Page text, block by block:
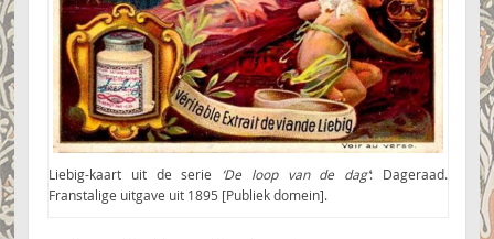
Liebig-kaart uit de serie ‘De loop van de dag’: Dageraad.
Franstalige uitgave uit 1895 [Publiek domein].